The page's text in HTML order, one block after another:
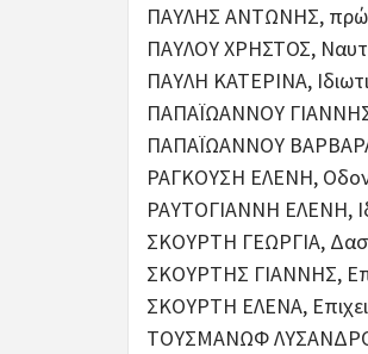
ΠΑΥΛΗΣ ΑΝΤΩΝΗΣ,
ΠΑΥΛΟΥ ΧΡΗΣΤΟΣ,
ΠΑΥΛΗ ΚΑΤΕΡΙΝΑ,
ΠΑΠΑΪΩΑΝΝΟΥ ΓΙΑΝΝΗΣ,
ΠΑΠΑΪΩΑΝΝΟΥ
ΡΑΓΚΟΥΣΗ ΕΛΕΝΗ,
ΡΑΥΤΟΓΙΑΝΝΗ ΕΛΕΝΗ,
ΣΚΟΥΡΤΗ ΓΕΩΡΓΙΑ,
ΣΚΟΥΡΤΗΣ ΓΙΑΝΝΗΣ,
ΣΚΟΥΡΤΗ ΕΛΕΝΑ,
ΤΟΥΣΜΑΝΩΦ